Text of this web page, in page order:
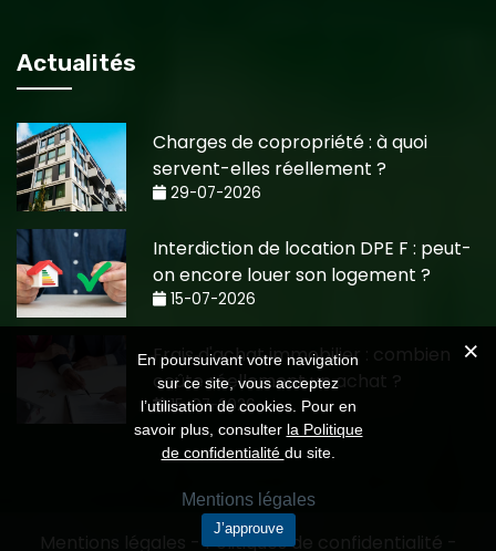
Actualités
Charges de copropriété : à quoi
servent-elles réellement ?
29-07-2026
Interdiction de location DPE F : peut-
on encore louer son logement ?
15-07-2026
Frais d'achat immobilier : combien
coûte réellement un achat ?
15-07-2026
-Politiques de confidentialité -
En poursuivant votre navigation
sur ce site, vous acceptez
l’utilisation de cookies. Pour en
savoir plus, consulter la Politique
de confidentialité du site.
Mentions légales
J’approuve